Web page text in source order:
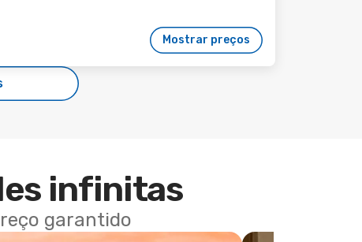
Mostrar preços
infinitas
garantido